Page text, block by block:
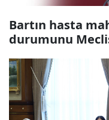
Bartın hasta
durumunu